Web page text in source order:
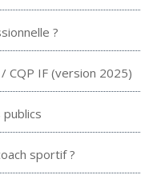
?
CQP IF (version 2025)
sportif ?